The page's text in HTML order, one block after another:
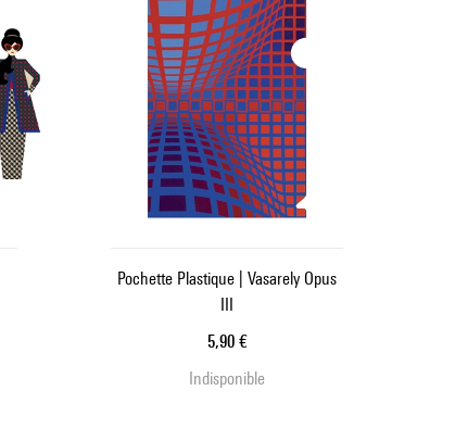
Pochette Plastique | Vasarely Opus
Prix ​​actuel
5,90 €
Indisponible